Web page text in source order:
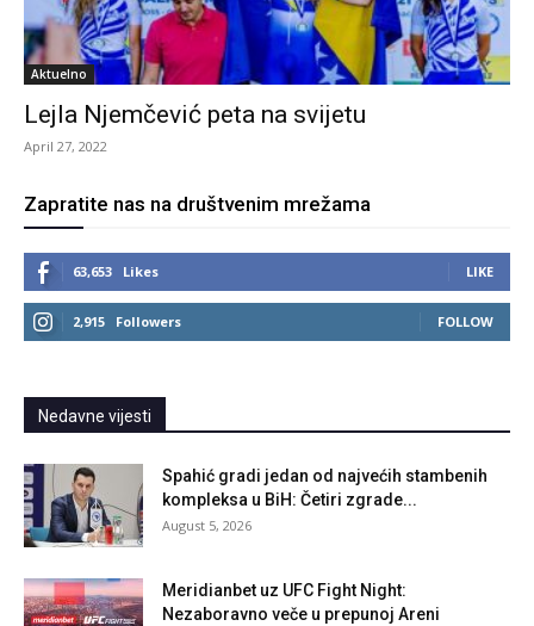
Aktuelno
Lejla Njemčević peta na svijetu
April 27, 2022
Zapratite nas na društvenim mrežama
63,653 Likes LIKE
2,915 Followers FOLLOW
Nedavne vijesti
Spahić gradi jedan od najvećih stambenih
kompleksa u BiH: Četiri zgrade...
August 5, 2026
Meridianbet uz UFC Fight Night:
Nezaboravno veče u prepunoj Areni